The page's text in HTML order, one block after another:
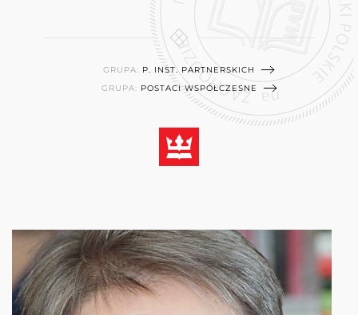
GRUPA: P. INST. PARTNERSKICH
GRUPA: POSTACI WSPÓŁCZESNE